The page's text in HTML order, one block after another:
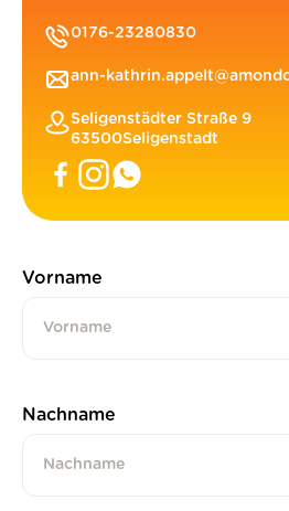
0176-23280830
ann-
Seligenstädter Straße 9
63500Seligenstadt
Vorname
Nachname